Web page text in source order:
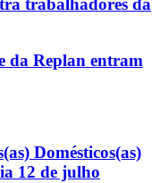
trabalhadores da
da Replan entram
Domésticos(as)
12 de julho